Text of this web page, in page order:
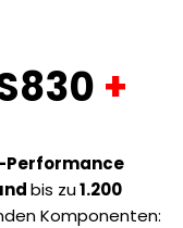
+
Performance
bis zu1.200
Komponenten: